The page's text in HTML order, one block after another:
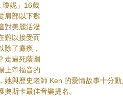
瓊妮」16歲
肩部以下癱
對美麗活潑
難以接受而
除了癱瘓，
走過死蔭幽
上帝福音的
她與歷史老師 Ken 的愛情故事十分
斯卡最佳音樂提名。